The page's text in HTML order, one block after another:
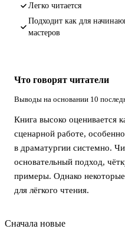
легко читается
подходит как для начинающих, так и для более опытных
мастеров
Что говорят читатели
Выводы на основании 10
Книга высоко оценивается
сценарной работе,
в драматургии системно.
основательный подход,
примеры. Однако
для лёгкого чтения.
Сначала новые